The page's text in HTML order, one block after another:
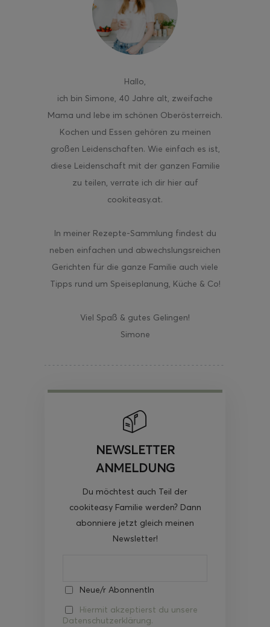
Hallo
ich bin Simone, 40 Jahre alt, zweifache
Mama und lebe im schönen Oberösterreich.
Kochen und Essen gehören zu meinen
großen Leidenschaften. Wie einfach es ist,
diese Leidenschaft mit der ganzen Familie
zu teilen, verrate ich dir hier auf
cookiteasy.at.
In meiner Rezepte-Sammlung findest du
neben einfachen und abwechslungsreichen
Gerichten für die ganze Familie auch viele
Tipps rund um Speiseplanung, Küche & Co!
Viel Spaß & gutes Gelingen!
Simone
NEWSLETTER
ANMELDUNG
Du möchtest auch Teil der
cookiteasy Familie werden? Dann
abonniere jetzt gleich meinen
Newsletter!
Neue/r AbonnentIn
Hiermit akzeptierst du unsere
Datenschutzerklärung.